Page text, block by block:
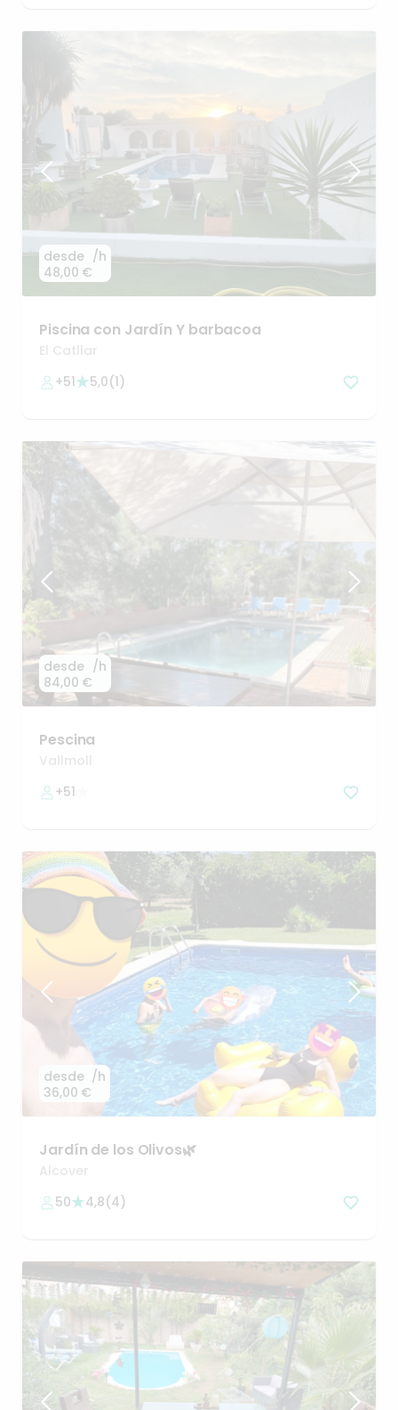
desde
48,00 €
/h
Piscina con Jardín Y barbacoa
El Catllar
+51
5,0(1)
desde
84,00 €
/h
Pescina
Vallmoll
+51
desde
36,00 €
/h
Jardín de los Olivos🌿
Alcover
50
4,8(4)